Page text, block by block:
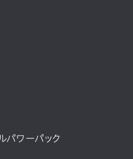
パワーパック